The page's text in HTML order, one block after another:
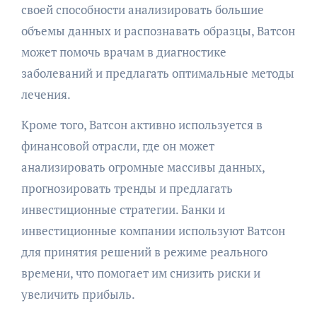
своей способности анализировать большие
объемы данных и распознавать образцы, Ватсон
может помочь врачам в диагностике
заболеваний и предлагать оптимальные методы
лечения.
Кроме того, Ватсон активно используется в
финансовой отрасли, где он может
анализировать огромные массивы данных,
прогнозировать тренды и предлагать
инвестиционные стратегии. Банки и
инвестиционные компании используют Ватсон
для принятия решений в режиме реального
времени, что помогает им снизить риски и
увеличить прибыль.